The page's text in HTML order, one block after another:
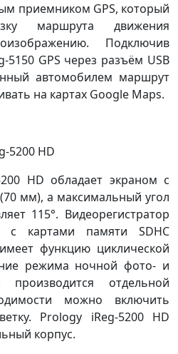
приемником GPS, который
маршрута движения
Подключив
5150 GPS через разъём USB
автомобилем маршрут
на картах Google Maps.
5200 HD
HD обладает экраном с
мм), а максимальный угол
115°. Видеорегистратор
с картами памяти SDHC
функцию циклической
режима ночной фото- и
отдельной
можно включить
Prology iReg-5200 HD
корпус.